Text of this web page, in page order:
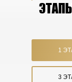
1
3